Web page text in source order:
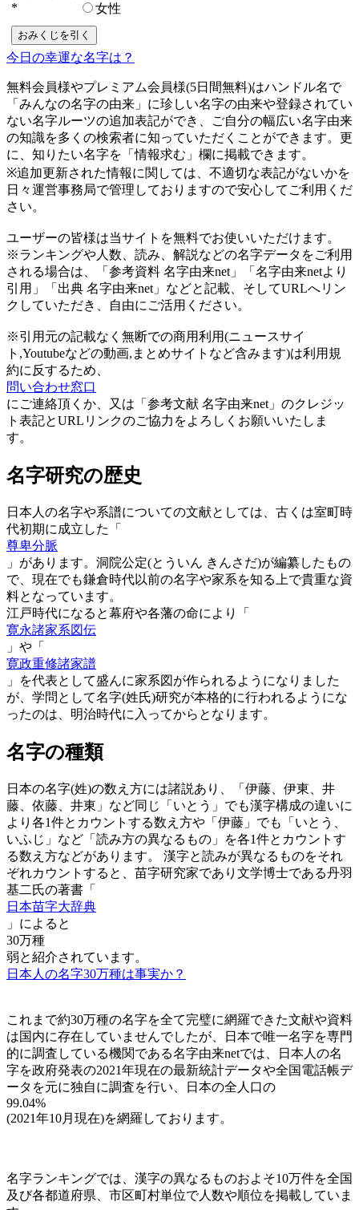
*
女性
今日の幸運な名字は？
無料会員様やプレミアム会員様(5日間無料)はハンドル名で
「みんなの名字の由来」に珍しい名字の由来や登録されてい
ない名字ルーツの追加表記ができ、ご自分の幅広い名字由来
の知識を多くの検索者に知っていただくことができます。更
に、知りたい名字を「情報求む」欄に掲載できます。
※追加更新された情報に関しては、不適切な表記がないかを
日々運営事務局で管理しておりますので安心してご利用くだ
さい。
ユーザーの皆様は当サイトを無料でお使いいただけます。
※ランキングや人数、読み、解説などの名字データをご利用
される場合は、「参考資料 名字由来net」「名字由来netより
引用」「出典 名字由来net」などと記載、そしてURLへリン
クしていただき、自由にご活用ください。
※引用元の記載なく無断での商用利用(ニュースサイ
ト,Youtubeなどの動画,まとめサイトなど含みます)は利用規
約に反するため、
問い合わせ窓口
にご連絡頂くか、又は「参考文献 名字由来net」のクレジッ
ト表記とURLリンクのご協力をよろしくお願いいたしま
す。
名字研究の歴史
日本人の名字や系譜についての文献としては、古くは室町時
代初期に成立した「
尊卑分脈
」があります。洞院公定(とういん きんさだ)が編纂したもの
で、現在でも鎌倉時代以前の名字や家系を知る上で貴重な資
料となっています。
江戸時代になると幕府や各藩の命により「
寛永諸家系図伝
」や「
寛政重修諸家譜
」を代表として盛んに家系図が作られるようになりました
が、学問として名字(姓氏)研究が本格的に行われるようにな
ったのは、明治時代に入ってからとなります。
名字の種類
日本の名字(姓)の数え方には諸説あり、「伊藤、伊東、井
藤、依藤、井東」など同じ「いとう」でも漢字構成の違いに
より各1件とカウントする数え方や「伊藤」でも「いとう、
いふじ」など「読み方の異なるもの」を各1件とカウントす
る数え方などがあります。 漢字と読みが異なるものをそれ
ぞれカウントすると、苗字研究家であり文学博士である丹羽
基二氏の著書「
日本苗字大辞典
」によると
30万種
弱と紹介されています。
日本人の名字30万種は事実か？
これまで約30万種の名字を全て完璧に網羅できた文献や資料
は国内に存在していませんでしたが、日本で唯一名字を専門
的に調査している機関である名字由来netでは、日本人の名
字を政府発表の2021年現在の最新統計データや全国電話帳デ
ータを元に独自に調査を行い、日本の全人口の
99.04%
(2021年10月現在)を網羅しております。
名字ランキングでは、漢字の異なるものおよそ10万件を全国
及び各都道府県、市区町村単位で人数や順位を掲載していま